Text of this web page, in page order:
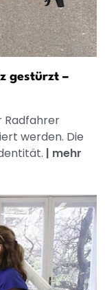
gestürzt –
Radfahrer
werden. Die
| mehr